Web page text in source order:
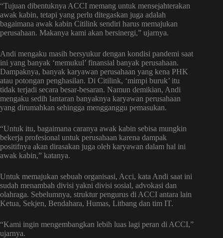
“Tujuan dibentuknya ACCI memang untuk mensejahterakan
awak kabin, tetapi yang perlu ditegaskan juga adalah
bagaimana awak kabin Citilink sendiri harus memajukan
perusahaan. Makanya kami akan bersinergi,” ujarnya.
Andi mengaku masih bersyukur dengan kondisi pandemi saat
ini yang banyak ‘memukul’ finansial banyak perusahaan.
Dampaknya, banyak karyawan perusahaan yang kena PHK
atau potongan penghasilan. Di Citilink, ‘mimpi buruk’ itu
tidak terjadi secara besar-besaran. Namun demikian, Andi
mengaku sedih lantaran banyaknya karyawan perusahaan
yang dirumahkan sehingga mengganggu pemasukan.
“Untuk itu, bagaimana caranya awak kabin sebisa mungkin
bekerja profesional untuk perusahaan karena dampak
positifnya akan dirasakan juga oleh karyawan dalam hal ini
awak kabin,” katanya.
Untuk memajukan sebuah organisasi, Acci, kata Andi saat ini
sudah menambah divisi yakni divisi sosial, advokasi dan
olahraga. Sebelumnya, struktur pengurus di ACCI antara lain
Ketua, Sekjen, Bendahara, Humas, Litbang dan tim IT.
“Kami ingin mengembangkan lebih luas lagi peran di ACCI,”
ujarnya.